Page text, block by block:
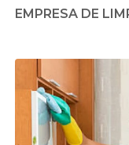
EMPRESA DE